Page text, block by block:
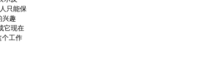
只能保
兴趣
它现在
个工作